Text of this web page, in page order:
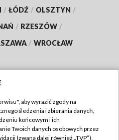
/ ŁÓDŹ / OLSZTYN /
/ RZESZÓW /
/ WROCŁAW
TVP
TVP
aby wyrazić zgody na
śledzenia i zbierania danych,
końcowym i ich
Twoich danych osobowych przez
(zwaną dalej również „TVP”),